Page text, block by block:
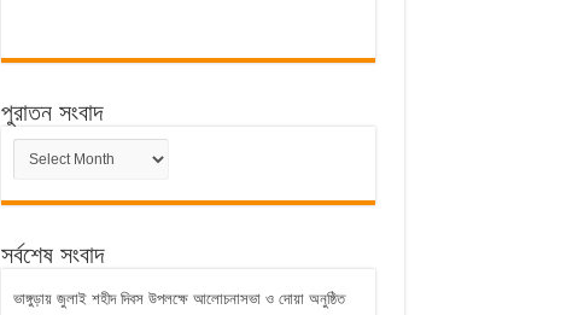
পুরাতন সংবাদ
পুরাতন
সংবাদ
সর্বশেষ সংবাদ
ভাঙ্গুড়ায় জুলাই শহীদ দিবস উপলক্ষে আলোচনাসভা ও দোয়া অনুষ্ঠিত